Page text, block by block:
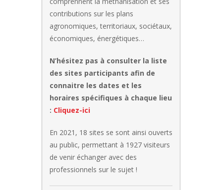
contributions sur les plans
agronomiques, territoriaux, sociétaux,
économiques, énergétiques…
N’hésitez pas à consulter la liste
des sites participants afin de
connaitre les dates et les
horaires spécifiques à chaque lieu
: Cliquez-ici
En 2021, 18 sites se sont ainsi ouverts
au public, permettant à 1927 visiteurs
de venir échanger avec des
professionnels sur le sujet !